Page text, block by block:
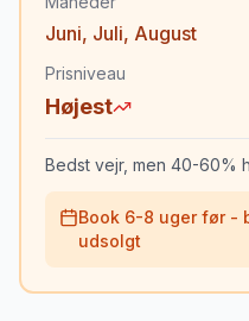
Juni, Juli, August
Prisniveau
Højest
Bedst vejr, men 40-60%
Book 6-8 uger før -
udsolgt